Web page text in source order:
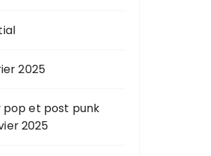
2025
pop et post punk
2025